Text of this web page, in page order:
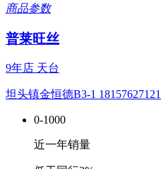
商品参数
普莱旺丝
9年店 天台
坦头镇金恒德B3-1 18157627121
0-1000
近一年销量